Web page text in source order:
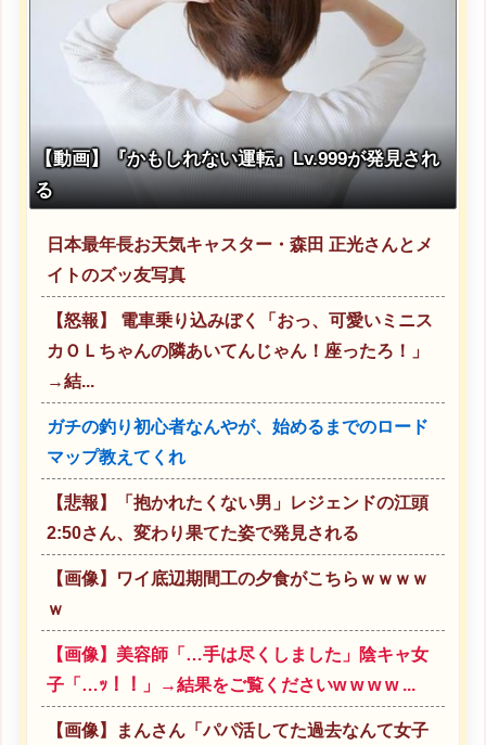
【動画】『かもしれない運転』Lv.999が発見され
る
日本最年長お天気キャスター・森田 正光さんとメ
イトのズッ友写真
【怒報】 電車乗り込みぼく「おっ、可愛いミニス
カＯＬちゃんの隣あいてんじゃん！座ったろ！」
→結...
ガチの釣り初心者なんやが、始めるまでのロード
マップ教えてくれ
【悲報】「抱かれたくない男」レジェンドの江頭
2:50さん、変わり果てた姿で発見される
【画像】ワイ底辺期間工の夕食がこちらｗｗｗｗ
ｗ
【画像】美容師「…手は尽くしました」陰キャ女
子「…ｯ！！」→結果をご覧くださいw w w w ...
【画像】まんさん「パパ活してた過去なんて女子